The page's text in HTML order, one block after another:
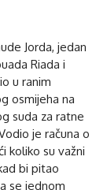
Jorda, jedan
Riada i
u ranim
osmijeha na
suda za ratne
je računa o
koliko su važni
bi pitao
se jednom